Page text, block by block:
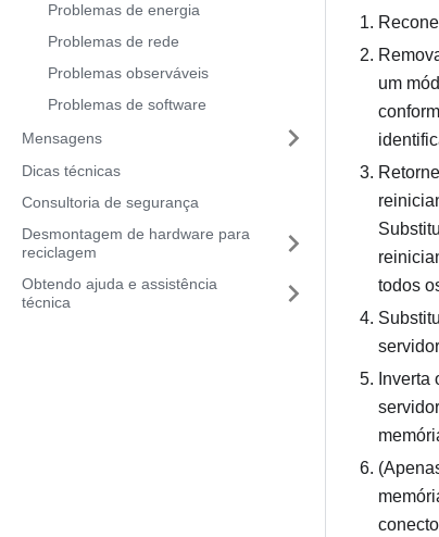
Problemas de energia
Problemas de rede
Problemas observáveis
Problemas de software
Mensagens
Dicas técnicas
Consultoria de segurança
Desmontagem de hardware para
reciclagem
Obtendo ajuda e assistência
técnica
um
todos